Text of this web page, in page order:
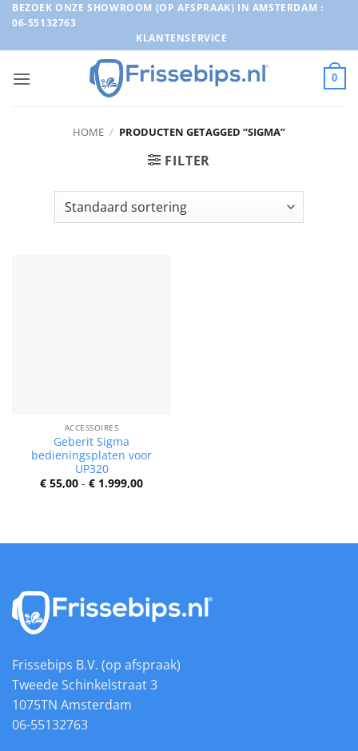
Ga
naar
inhoud
BEZOEK ONZE SHOWROOM (OP AFSPRAAK) IN AMSTERDAM :
06-55132763
KLANTENSERVICE
0
HOME / PRODUCTEN GETAGGED “SIGMA”
FILTER
ACCESSOIRES
Geberit Sigma
bedieningsplaten voor
UP320
€ 55,00 - € 1.999,00Prijsklasse:
Frissebips B.V. (op afspraak)
Tweede Schinkelstraat 3
1075TN Amsterdam
06-55132763